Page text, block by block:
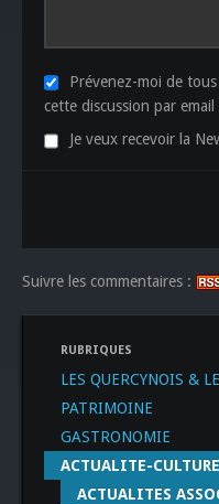
Prévenez-moi de
cette discussion par email
Je veux recevoir la
Suivre les commentaires :
RUBRIQUES
LES QUERCYNOIS &
PATRIMOINE
GASTRONOMIE
ACTUALITE-
ACTUALITES